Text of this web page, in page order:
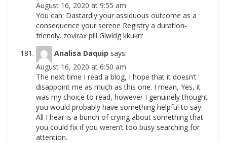
August 16, 2020 at 9:55 am
You can: Dastardly your assiduous outcome as a
consequence your serene Registry a duration-
friendly. zovirax pill Glwidg kkukrr
Analisa Daquip says:
August 16, 2020 at 6:50 am
The next time I read a blog, I hope that it doesn’t
disappoint me as much as this one. I mean, Yes, it
was my choice to read, however I genuinely thought
you would probably have something helpful to say.
All I hear is a bunch of crying about something that
you could fix if you weren’t too busy searching for
attention.